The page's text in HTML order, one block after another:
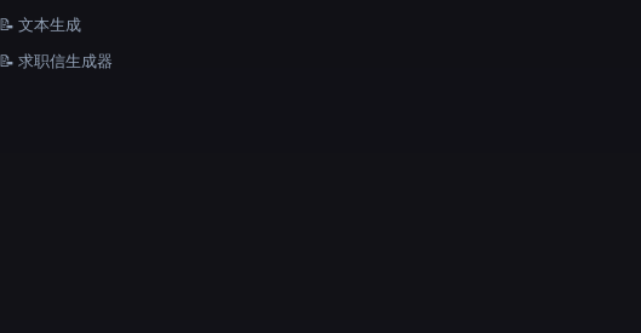
📝 文本生成
📝 求职信生成器